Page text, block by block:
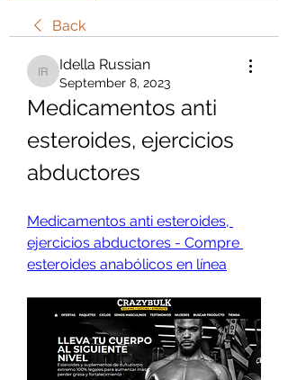
Back
Idella Russian
Idella Russian
September 8, 2023
Medicamentos anti
esteroides, ejercicios
abductores
Medicamentos anti esteroides,
ejercicios abductores - Compre
esteroides anabólicos en línea